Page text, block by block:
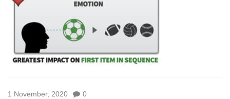
1 November, 2020 0